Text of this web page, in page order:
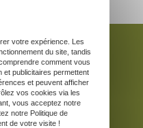
Pyrénées
votre expérience. Les
du site, tandis
comment vous
et publicitaires permettent
et peuvent afficher
vos cookies via les
vous acceptez notre
notre Politique de
de votre visite !